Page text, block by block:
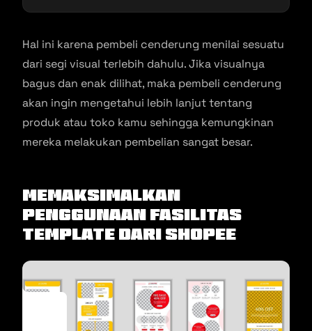
Hal ini karena pembeli cenderung menilai sesuatu
dari segi visual terlebih dahulu. Jika visualnya
bagus dan enak dilihat, maka pembeli cenderung
akan ingin mengetahui lebih lanjut tentang
produk atau toko kamu sehingga kemungkinan
mereka melakukan pembelian sangat besar.
Memaksimalkan
Penggunaan Fasilitas
Template Dari Shopee